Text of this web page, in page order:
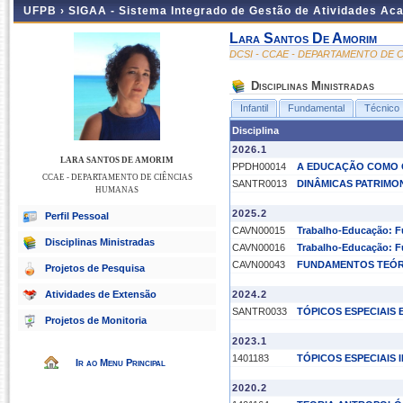
UFPB › SIGAA - Sistema Integrado de Gestão de Atividades
LARA SANTOS DE AMORIM
CCAE - DEPARTAMENTO DE CIÊNCIAS
HUMANAS
Perfil Pessoal
Disciplinas Ministradas
Projetos de Pesquisa
Atividades de Extensão
Projetos de Monitoria
Ir ao Menu Principal
Lara Santos De Amorim
DCSI - CCAE - DEPARTAMENTO DE
Disciplinas Ministradas
Infantil Fundamental Técnico
Disciplina
2026.1
PPDH00014
A EDUCAÇÃO COMO
SANTR0013
DINÂMICAS
2025.2
CAVN00015
Trabalho-Educação:
CAVN00016
Trabalho-Educação:
CAVN00043
FUNDAMENTOS
2024.2
SANTR0033
TÓPICOS ESPECIAIS
2023.1
1401183
TÓPICOS ESPECIAIS II
2020.2